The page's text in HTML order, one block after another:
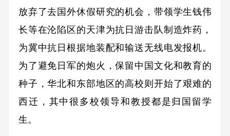
放弃了去国外休假研究的机会，带领学生钱伟
长等在沦陷区的天津为抗日游击队制造炸药，
为冀中抗日根据地装配和输送无线电发报机。
为了避免日军的炮火，保留中国文化和教育的
种子，华北和东部地区的高校则开始了艰难的
西迁，其中很多校领导和教授都是归国留学
生。